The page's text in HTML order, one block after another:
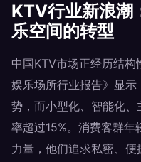
KTV行业新浪潮
乐空间的转型
中国KTV市场正经历结
娱乐场所行业报告》显
势，而小型化、智能化
率超过15%。消费客群
力量，他们追求私密、便